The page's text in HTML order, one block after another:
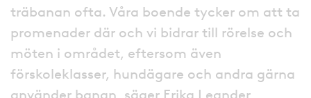
träbanan ofta. Våra boende tycker om att ta
promenader där och vi bidrar till rörelse och
möten i området, eftersom även
förskoleklasser, hundägare och andra gärna
använder banan, säger Erika Leander,